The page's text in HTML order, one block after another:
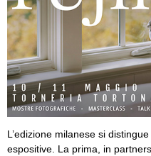
L’edizione milanese si
espositive. La prima, in